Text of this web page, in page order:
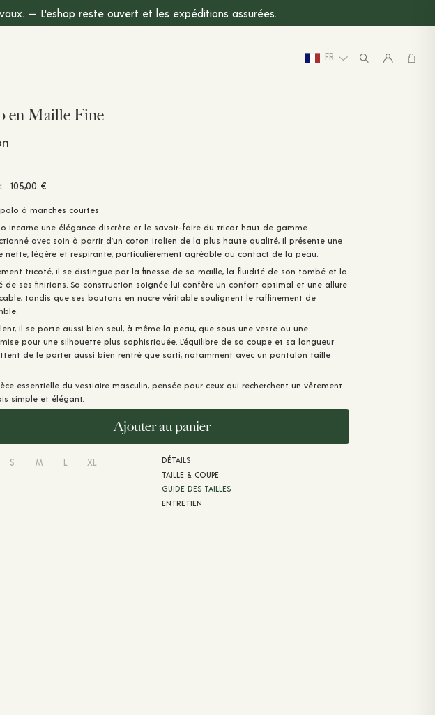
— L'eshop reste ouvert et les expéditions assurées.
FR
en Maille Fine
Le
initial
était :
150,00 €.
105,00 €Le
actuel
est :
105,00 €.
à manches courtes
incarne une élégance discrète et le savoir-faire du tricot haut de gamme.
avec soin à partir d’un coton italien de la plus haute qualité, il présente une
nette, légère et respirante, particulièrement agréable au contact de la peau.
tricoté, il se distingue par la finesse de sa maille, la fluidité de son tombé et la
de ses finitions. Sa construction soignée lui confère un confort optimal et une allure
tandis que sesboutons en nacre véritable soulignent le raffinement de
il se porte aussi bien seul, à même la peau, que sous une veste ou une
pour une silhouette plus sophistiquée. L’équilibre de sa coupe et sa longueur
de le porter aussi bien rentré que sorti, notamment avec un pantalon taille
essentielle du vestiaire masculin, pensée pour ceux qui recherchent un vêtement
simple et élégant.
Ajouter au panier
S M L XL
DÉTAILS
TAILLE & COUPE
GUIDE DES TAILLES
ENTRETIEN